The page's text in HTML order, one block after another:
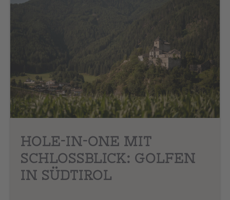
HOLE-IN-ONE MIT
SCHLOSSBLICK: GOLFEN
IN SÜDTIROL